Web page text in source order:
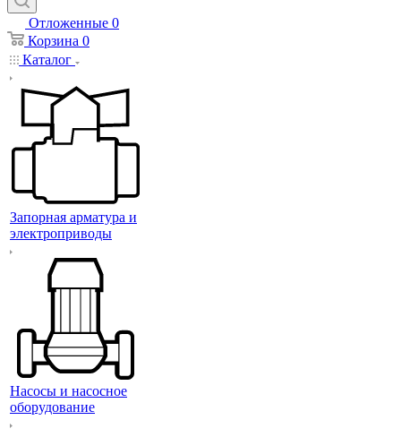
Отложенные 0
Корзина 0
Каталог
Запорная арматура и
электроприводы
Насосы и насосное
оборудование